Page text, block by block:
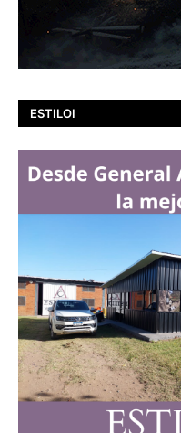
ESTILOI